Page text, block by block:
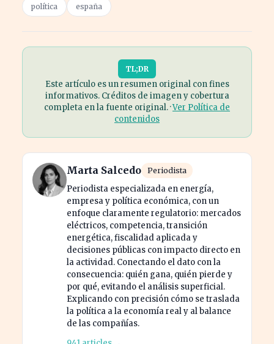
política españa
TL;DR
Este artículo es un resumen original con fines
informativos. Créditos de imagen y cobertura
completa en la fuente original. ·Ver Política de
contenidos
Marta Salcedo Periodista
Periodista especializada en energía,
empresa y política económica, con un
enfoque claramente regulatorio: mercados
eléctricos, competencia, transición
energética, fiscalidad aplicada y
decisiones públicas con impacto directo en
la actividad. Conectando el dato con la
consecuencia: quién gana, quién pierde y
por qué, evitando el análisis superficial.
Explicando con precisión cómo se traslada
la política a la economía real y al balance
de las compañías.